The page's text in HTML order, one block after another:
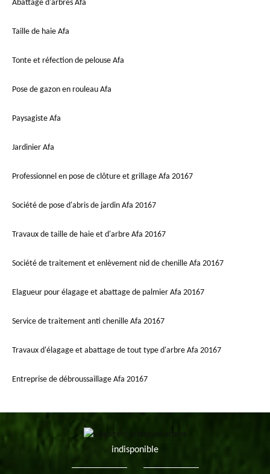
Abattage d'arbres Afa
Taille de haie Afa
Tonte et réfection de pelouse Afa
Pose de gazon en rouleau Afa
Paysagiste Afa
Jardinier Afa
Professionnel en pose de clôture et grillage Afa 20167
Société de pose d'abris de jardin Afa 20167
Travaux de taille de haie et d'arbre Afa 20167
Société de traitement et enlèvement nid de chenille Afa 20167
Elagueur pour élagage et abattage de palmier Afa 20167
Service de traitement anti chenille Afa 20167
Travaux d'élagage et abattage de tout type d'arbre Afa 20167
Entreprise de débroussaillage Afa 20167
indisponible